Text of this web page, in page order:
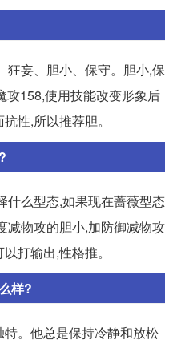
狂妄、胆小、保守。胆小,保
攻158,使用技能改变形象后
性,所以推荐胆。
什么型态,如果现在蔷薇型态
减物攻的胆小,加防御减物攻
打输出,性格推。
样?
。他总是保持冷静和放松